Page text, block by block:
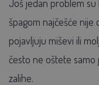
Još jedan problem su
špagom najčešće nije
pojavljuju miševi ili
često ne oštete
zalihe.